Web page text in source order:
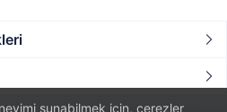
sunabilmek için, çerezler